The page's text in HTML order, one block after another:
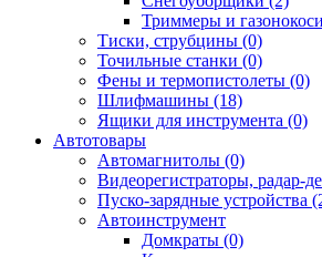
Триммеры и
Тиски, струбцины (0)
Точильные станки (0)
Фены и термопистолеты (0)
Шлифмашины (18)
Ящики для инструмента (0)
Автотовары
Автомагнитолы (0)
Видеорегистраторы, радар-
Пуско-зарядные устройства
Автоинструмент
Домкраты (0)